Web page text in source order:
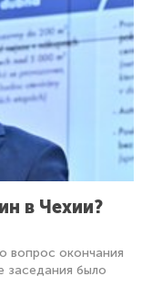
в Чехии?
вопрос окончания
заседания было